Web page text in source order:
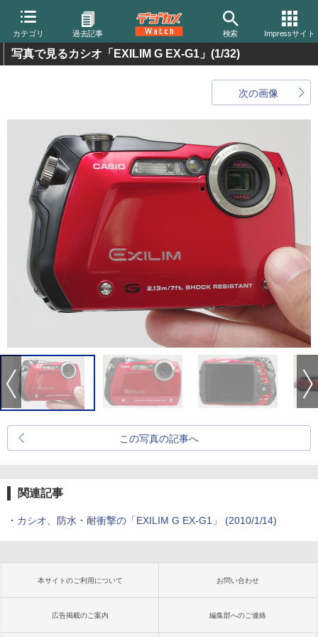
カテゴリ 過去記事 検索 Impressサイト
写真で見るカシオ「EXILIM G EX-G1」 (1/32)
次の画像
この写真の記事へ
関連記事
・ カシオ、防水・耐衝撃の「EXILIM G EX-G1」 (2010/1/14)
本サイトのご利用について お問い合わせ
広告掲載のご案内 編集部へのご連絡